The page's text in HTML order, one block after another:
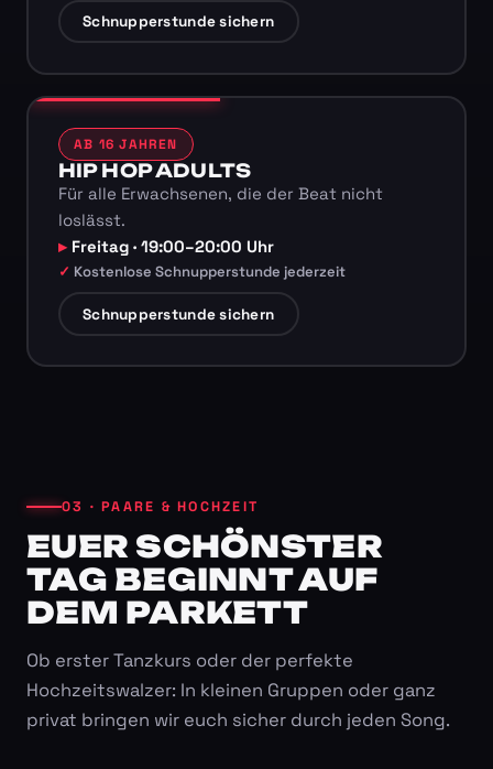
Schnupperstunde sichern
AB 16 JAHREN
HIP HOP ADULTS
Für alle Erwachsenen, die der Beat nicht
loslässt.
Freitag · 19:00–20:00 Uhr
Kostenlose Schnupperstunde jederzeit
Schnupperstunde sichern
03 · PAARE & HOCHZEIT
EUER SCHÖNSTER
TAG BEGINNT AUF
DEM PARKETT
Ob erster Tanzkurs oder der perfekte
Hochzeitswalzer: In kleinen Gruppen oder ganz
privat bringen wir euch sicher durch jeden Song.